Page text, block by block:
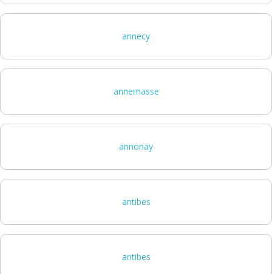
annecy
annemasse
annonay
antibes
antibes